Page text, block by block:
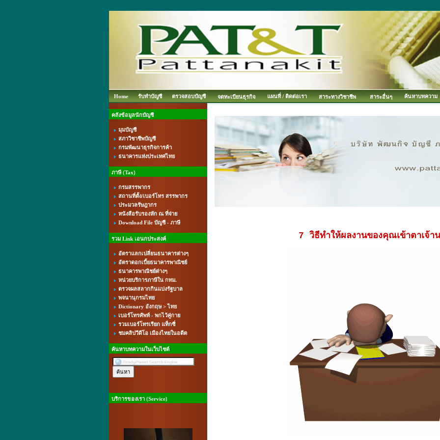
Home รับทำบัญชี ตรวจสอบบัญชี จดทะเบียนธุรกิจ แผนที่ / ติดต่อเรา สาระทางวิชาชีพ สาระอื่นๆ ค้นหาบทความ
คลังข้อมูลนักบัญชี
มุมบัญชี
สภาวิชาชีพบัญชี
กรมพัฒนาธุรกิจการค้า
ธนาคารแห่งประเทศไทย
ภาษี (Tax)
กรมสรรพากร
สถานที่ตั้ง/เบอร์โทร สรรพากร
ประมวลรัษฎากร
หนังสือรับรองหัก ณ ที่จ่าย
Download File บัญชี - ภาษี
รวม Link เอนกประสงค์
อัตราแลกเปลี่ยนธนาคารต่างๆ
อัตราดอกเบี้ยธนาคารพาณิชย์
ธนาคารพาณิชย์ต่างๆ
หน่วยบริการภาษีใน กทม.
ตรวจผลสลากกินแบ่งรัฐบาล
พจนานุกรมไทย
Dictionary อังกฤษ > ไทย
เบอร์โทรศัพท์ - พกไว้คู่กาย
รวมเบอร์โทรเรียก แท็กซี่
ชมคลิปวีดีโอ เมืองไทยในอดีต
ค้นหาบทความในเว็บไซต์
บริการของเรา (Service)
7 วิธีทำให้ผลงานของคุณเข้าตาเจ้า